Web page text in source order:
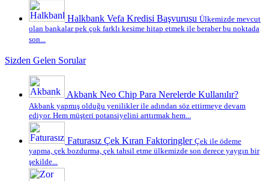
Halkbank Vefa Kredisi Başvurusu Ülkemizde mevcut
olan bankalar pek çok farklı kesime hitap etmek ile beraber bu noktada
son...
Sizden Gelen Sorular
Akbank Neo Chip Para Nerelerde Kullanılır?
Akbank yapmış olduğu yenilikler ile adından söz ettirmeye devam
ediyor. Hem müşteri potansiyelini arttırmak hem...
Faturasız Çek Kıran Faktoringler Çek ile ödeme
yapma, çek bozdurma, çek tahsil etme ülkemizde son derece yaygın bir
şekilde...